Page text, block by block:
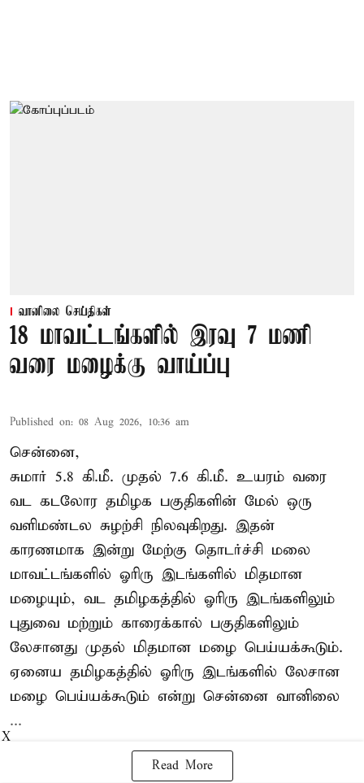
வானிலை செய்திகள்
18 மாவட்டங்களில் இரவு 7 மணி
வரை மழைக்கு வாய்ப்பு
Published on: 08 Aug 2026, 10:36 am
சென்னை,
சுமார் 5.8 கி.மீ. முதல் 7.6 கி.மீ. உயரம் வரை
வட கடலோர தமிழக பகுதிகளின் மேல் ஒரு
வளிமண்டல சுழற்சி நிலவுகிறது. இதன்
காரணமாக இன்று மேற்கு தொடர்ச்சி மலை
மாவட்டங்களில் ஓரிரு இடங்களில் மிதமான
மழையும், வட தமிழகத்தில் ஓரிரு இடங்களிலும்
புதுவை மற்றும் காரைக்கால் பகுதிகளிலும்
லேசானது முதல் மிதமான மழை பெய்யக்கூடும்.
ஏனைய தமிழகத்தில் ஓரிரு இடங்களில் லேசான
மழை பெய்யக்கூடும் என்று சென்னை வானிலை
...
Read More
X